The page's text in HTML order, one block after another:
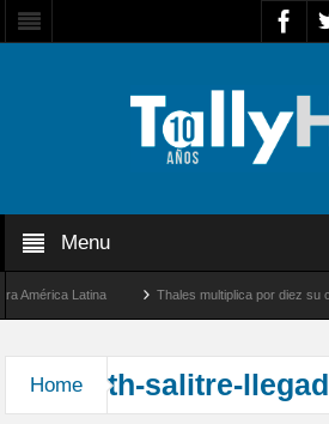
Menu
América Latina Thales multiplica por diez su
Home th-salitre-